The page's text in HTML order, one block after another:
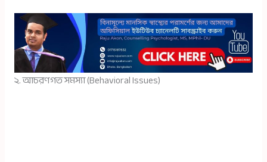
২. আচরণগত সমস্যা (Behavioral Issues)